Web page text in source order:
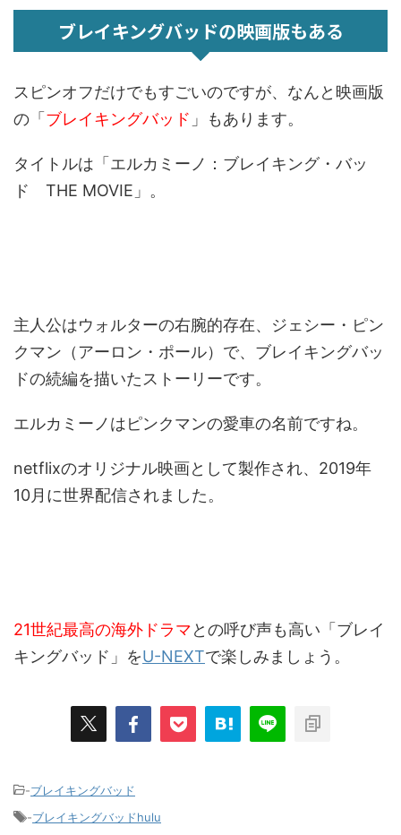
ブレイキングバッドの映画版もある
スピンオフだけでもすごいのですが、なんと映画版
の「 ブレイキングバッド 」もあります。
タイトルは「エルカミーノ：ブレイキング・バッ
ド THE MOVIE」。
主人公はウォルターの右腕的存在、ジェシー・ピン
クマン（アーロン・ポール）で、ブレイキングバッ
ドの続編を描いたストーリーです。
エルカミーノはピンクマンの愛車の名前ですね。
netflixのオリジナル映画として製作され、2019年
10月に世界配信されました。
21世紀最高の海外ドラマとの呼び声も高い「ブレイ
キングバッド」をU-NEXTで楽しみましょう。
-ブレイキングバッド
-ブレイキングバッドhulu